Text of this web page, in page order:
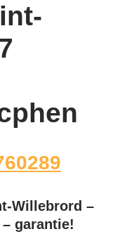
Willebrord –
garantie!